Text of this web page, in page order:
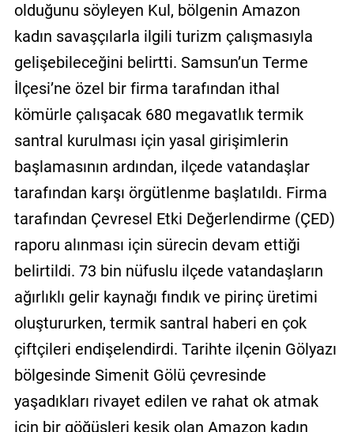
Kullanıcı
Sözleşmesi
olduğunu söyleyen Kul, bölgenin Amazon
kadın savaşçılarla ilgili turizm çalışmasıyla
gelişebileceğini belirtti. Samsun’un Terme
İlçesi’ne özel bir firma tarafından ithal
kömürle çalışacak 680 megavatlık termik
santral kurulması için yasal girişimlerin
başlamasının ardından, ilçede vatandaşlar
tarafından karşı örgütlenme başlatıldı. Firma
tarafından Çevresel Etki Değerlendirme (ÇED)
raporu alınması için sürecin devam ettiği
belirtildi. 73 bin nüfuslu ilçede vatandaşların
ağırlıklı gelir kaynağı fındık ve pirinç üretimi
oluştururken, termik santral haberi en çok
çiftçileri endişelendirdi. Tarihte ilçenin Gölyazı
bölgesinde Simenit Gölü çevresinde
yaşadıkları rivayet edilen ve rahat ok atmak
için bir göğüsleri kesik olan Amazon kadın